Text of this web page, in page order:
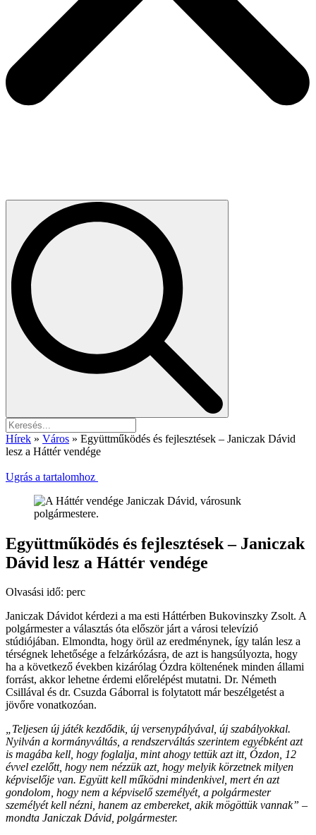
Hírek » Város » Együttműködés és fejlesztések – Janiczak Dávid
lesz a Háttér vendége
Ugrás a tartalomhoz
Együttműködés és fejlesztések – Janiczak
Dávid lesz a Háttér vendége
Olvasási idő: perc
Janiczak Dávidot kérdezi a ma esti Háttérben Bukovinszky Zsolt. A
polgármester a választás óta először járt a városi televízió
stúdiójában. Elmondta, hogy örül az eredménynek, így talán lesz a
térségnek lehetősége a felzárkózásra, de azt is hangsúlyozta, hogy
ha a következő években kizárólag Ózdra költenének minden állami
forrást, akkor lehetne érdemi előrelépést mutatni. Dr. Németh
Csillával és dr. Csuzda Gáborral is folytatott már beszélgetést a
jövőre vonatkozóan.
„Teljesen új játék kezdődik, új versenypályával, új szabályokkal.
Nyilván a kormányváltás, a rendszerváltás szerintem egyébként azt
is magába kell, hogy foglalja, mint ahogy tettük azt itt, Ózdon, 12
évvel ezelőtt, hogy nem nézzük azt, hogy melyik körzetnek milyen
képviselője van. Együtt kell működni mindenkivel, mert én azt
gondolom, hogy nem a képviselő személyét, a polgármester
személyét kell nézni, hanem az embereket, akik mögöttük vannak” –
mondta Janiczak Dávid, polgármester.